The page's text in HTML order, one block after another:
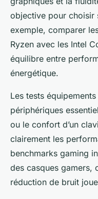
objective pour choisir
exemple, comparer
Ryzen avec les Intel
équilibre entre
énergétique.
Les tests
périphériques
ou le confort d’un
clairement les
benchmarks gaming
des casques gamers,
réduction de bruit